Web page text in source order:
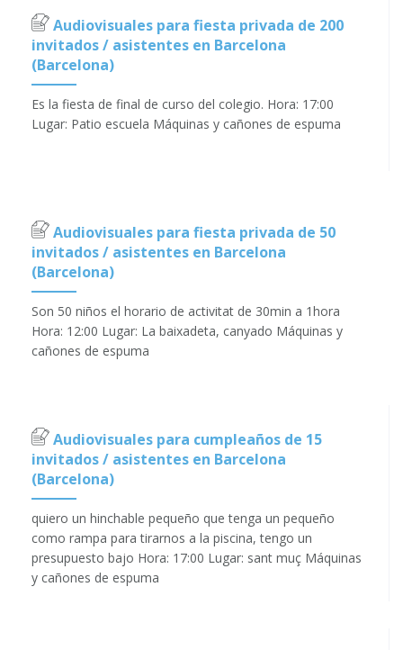
Audiovisuales para fiesta privada de 200
invitados / asistentes en Barcelona
(Barcelona)
Es la fiesta de final de curso del colegio. Hora: 17:00
Lugar: Patio escuela Máquinas y cañones de espuma
Audiovisuales para fiesta privada de 50
invitados / asistentes en Barcelona
(Barcelona)
Son 50 niños el horario de activitat de 30min a 1hora
Hora: 12:00 Lugar: La baixadeta, canyado Máquinas y
cañones de espuma
Audiovisuales para cumpleaños de 15
invitados / asistentes en Barcelona
(Barcelona)
quiero un hinchable pequeño que tenga un pequeño
como rampa para tirarnos a la piscina, tengo un
presupuesto bajo Hora: 17:00 Lugar: sant muç Máquinas
y cañones de espuma